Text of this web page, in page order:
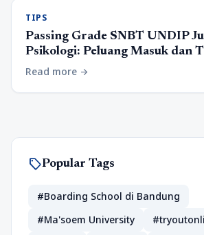
TIPS
Passing Grade SNBT UNDIP
Psikologi: Peluang Masuk dan
Read more arrow_forward
sellPopular Tags
#Boarding School di Bandung
#Ma'soem University